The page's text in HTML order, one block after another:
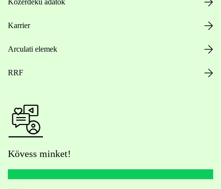
Közérdekű adatok
Karrier
Arculati elemek
RRF
Kövess minket!